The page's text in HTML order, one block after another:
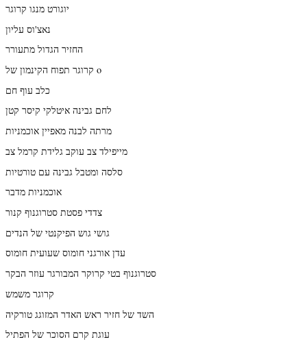
יוגורט מנגו קרוגר
נאצ'וס עליון
החזיר הגדול מתעורר
קרוגר תפוח הקינמון של o
כלב עוף חם
לחם גבינה איטלקי קיסר קטן
מרתה לבנה מאפיין אוכמניות
מייפילד צב עוקב גלידת קרמל צב
סלסה ומטבל גבינה עם טורטיות
אוכמניות מדבר
צדדי פסטת סטרוגנוף קנור
גושי גוש הפיקנטי של הנדים
עדן אורגני חומוס שעועית חומוס
סטרוגנוף בטי קרוקר המבורגר עוזר הבקר
קרוגר משמש
השד של חזיר ראש האדר המזוגג טורקיה
עוגת קרם הסוכר של הפתיל